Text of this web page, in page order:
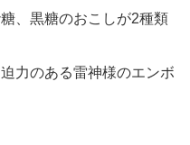
、黒糖のおこしが2種類
力のある雷神様のエンボ